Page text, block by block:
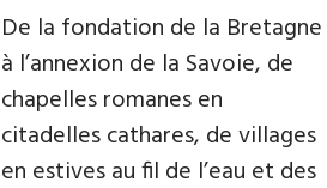
De la fondation de la Bretagne
à l’annexion de la Savoie, de
chapelles romanes en
citadelles cathares, de villages
en estives au fil de l’eau et des